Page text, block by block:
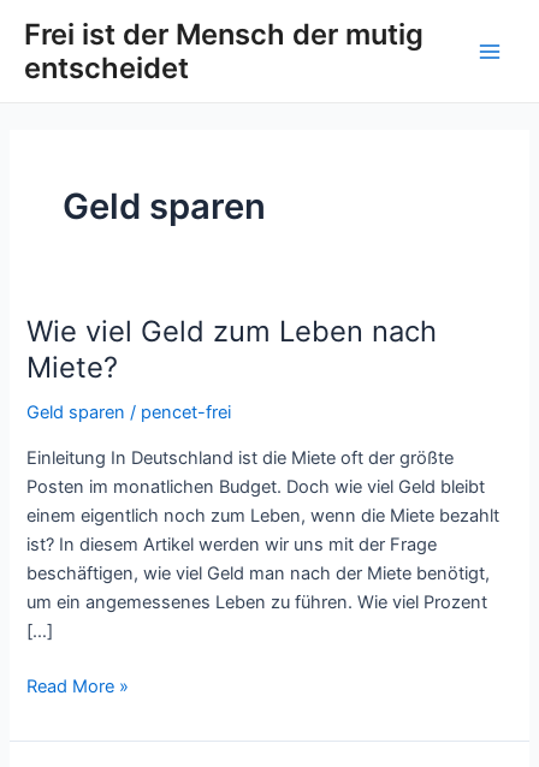
Inhalt
springen
Frei ist der Mensch der mutig
entscheidet
Geld sparen
Wie viel Geld zum Leben nach
Miete?
Geld sparen / pencet-frei
Einleitung In Deutschland ist die Miete oft der größte
Posten im monatlichen Budget. Doch wie viel Geld bleibt
einem eigentlich noch zum Leben, wenn die Miete bezahlt
ist? In diesem Artikel werden wir uns mit der Frage
beschäftigen, wie viel Geld man nach der Miete benötigt,
um ein angemessenes Leben zu führen. Wie viel Prozent
[…]
Wie
viel
zum
nach
Miete?
Read More »
pagination